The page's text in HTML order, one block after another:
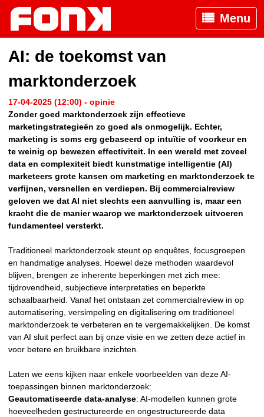
Menu
AI: de toekomst van
marktonderzoek
17-04-2025 (12:00) - opinie
Zonder goed marktonderzoek zijn effectieve
marketingstrategieën zo goed als onmogelijk. Echter,
marketing is soms erg gebaseerd op intuïtie of voorkeur en
te weinig op bewezen effectiviteit. In een wereld met zoveel
data en complexiteit biedt kunstmatige intelligentie (AI)
marketeers grote kansen om marketing en marktonderzoek te
verfijnen, versnellen en verdiepen. Bij commercialreview
geloven we dat AI niet slechts een aanvulling is, maar een
kracht die de manier waarop we marktonderzoek uitvoeren
fundamenteel versterkt.
Traditioneel marktonderzoek steunt op enquêtes, focusgroepen
en handmatige analyses. Hoewel deze methoden waardevol
blijven, brengen ze inherente beperkingen met zich mee:
tijdrovendheid, subjectieve interpretaties en beperkte
schaalbaarheid. Vanaf het ontstaan zet commercialreview in op
automatisering, versimpeling en digitalisering om traditioneel
marktonderzoek te verbeteren en te vergemakkelijken. De komst
van AI sluit perfect aan bij onze visie en we zetten deze actief in
voor betere en bruikbare inzichten.
Laten we eens kijken naar enkele voorbeelden van deze AI-
toepassingen binnen marktonderzoek:
Geautomatiseerde data-analyse: AI-modellen kunnen grote
hoeveelheden gestructureerde en ongestructureerde data